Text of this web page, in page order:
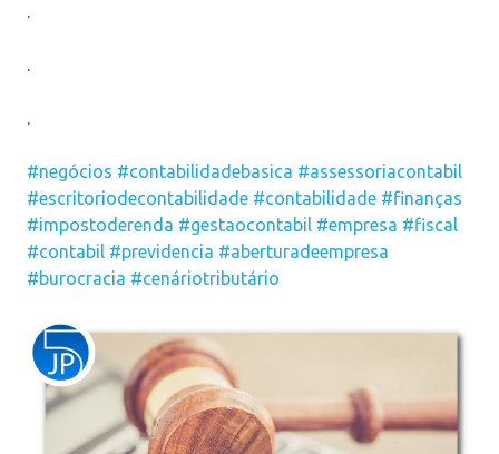
.
.
.
#negócios #contabilidadebasica #assessoriacontabil
#escritoriodecontabilidade #contabilidade #finanças
#impostoderenda #gestaocontabil #empresa #fiscal
#contabil #previdencia #aberturadeempresa
#burocracia #cenáriotributário